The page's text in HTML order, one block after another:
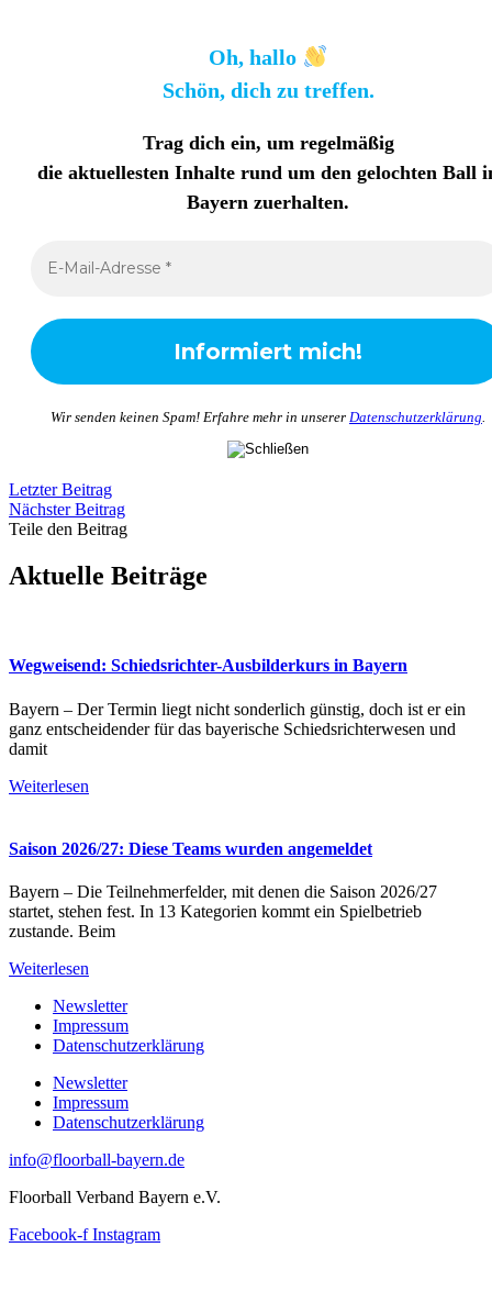
Oh, hallo
Schön, dich zu treffen.
Trag dich ein, um regelmäßig
die aktuellesten Inhalte rund um den gelochten Ball
Bayern zuerhalten.
Wir senden keinen Spam! Erfahre mehr in unserer Datenschutzerklärung.
Letzter Beitrag
Nächster Beitrag
Teile den Beitrag
Aktuelle Beiträge
Wegweisend: Schiedsrichter-Ausbilderkurs in Bayern
Bayern – Der Termin liegt nicht sonderlich günstig, doch ist er ein
ganz entscheidender für das bayerische Schiedsrichterwesen und
damit
Weiterlesen
Saison 2026/27: Diese Teams wurden angemeldet
Bayern – Die Teilnehmerfelder, mit denen die Saison 2026/27
startet, stehen fest. In 13 Kategorien kommt ein Spielbetrieb
zustande. Beim
Weiterlesen
Newsletter
Impressum
Datenschutzerklärung
Newsletter
Impressum
Datenschutzerklärung
info@floorball-bayern.de
Floorball Verband Bayern e.V.
Facebook-f Instagram